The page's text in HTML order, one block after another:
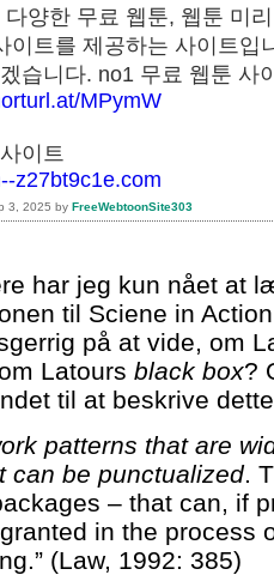
다양한 무료 웹툰, 웹툰 미
이트를 제공하는 사이트
겠습니다. no1 무료 웹
MPymW
이트
z27bt9c1e.com
3, 2025 by FreeWebtoonSite303
har jeg kun nået at
til Sciene in
på at vide, om
Latours black box?
til at beskrive
patterns that are
can be punctualized.
– that can, if
in the process
(Law, 1992: 385)